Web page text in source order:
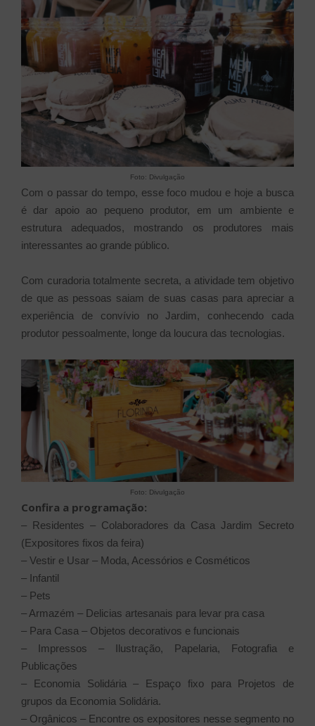
Foto: Divulgação
Com o passar do tempo, esse foco mudou e hoje a busca
é dar apoio ao pequeno produtor, em um ambiente e
estrutura adequados, mostrando os produtores mais
interessantes ao grande público.
Com curadoria totalmente secreta, a atividade tem objetivo
de que as pessoas saiam de suas casas para apreciar a
experiência de convívio no Jardim, conhecendo cada
produtor pessoalmente, longe da loucura das tecnologias.
Foto: Divulgação
Confira a programação:
– Residentes – Colaboradores da Casa Jardim Secreto
(Expositores fixos da feira)
– Vestir e Usar – Moda, Acessórios e Cosméticos
– Infantil
– Pets
– Armazém – Delicias artesanais para levar pra casa
– Para Casa – Objetos decorativos e funcionais
– Impressos – Ilustração, Papelaria, Fotografia e
Publicações
– Economia Solidária – Espaço fixo para Projetos de
grupos da Economia Solidária.
– Orgânicos – Encontre os expositores nesse segmento no